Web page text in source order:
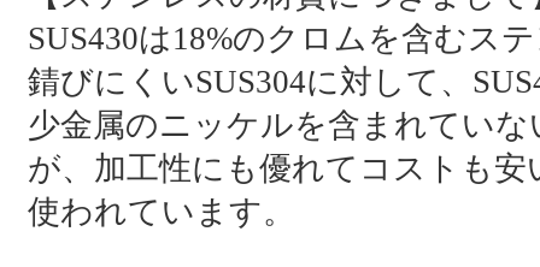
SUS430は18%のクロムを含むス
錆びにくいSUS304に対して、
少金属のニッケルを含まれてい
が、加工性にも優れてコストも安
使われています。